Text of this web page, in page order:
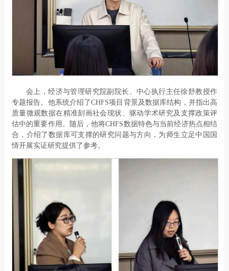
会上，经济与管理研究院副院长、中心执行主任徐舒教授作
专题报告。他系统介绍了CHFS项目背景及数据库结构，并指出高
质量微观数据在精准刻画社会现状、驱动学术研究及支撑政策评
估中的重要作用。随后，他将CHFS数据特色与当前经济热点相结
合，介绍了数据库可支撑的研究问题与方向，为师生立足中国国
情开展实证研究提供了参考。